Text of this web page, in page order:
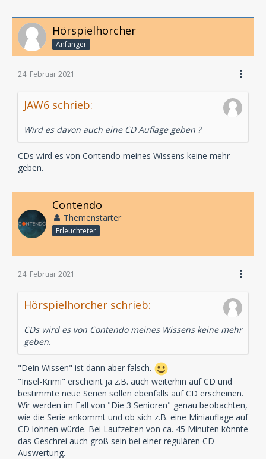
Hörspielhorcher
Anfänger
24. Februar 2021
JAW6 schrieb:
Wird es davon auch eine CD Auflage geben ?
CDs wird es von Contendo meines Wissens keine mehr
geben.
Contendo
Themenstarter
Erleuchteter
24. Februar 2021
Hörspielhorcher schrieb:
CDs wird es von Contendo meines Wissens keine mehr
geben.
"Dein Wissen" ist dann aber falsch.
"Insel-Krimi" erscheint ja z.B. auch weiterhin auf CD und
bestimmte neue Serien sollen ebenfalls auf CD erscheinen.
Wir werden im Fall von "Die 3 Senioren" genau beobachten,
wie die Serie ankommt und ob sich z.B. eine Miniauflage auf
CD lohnen würde. Bei Laufzeiten von ca. 45 Minuten könnte
das Geschrei auch groß sein bei einer regulären CD-
Auswertung.